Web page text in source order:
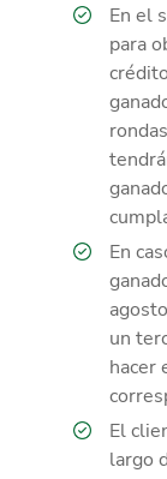
En el
para
En
un
hacer
El
largo